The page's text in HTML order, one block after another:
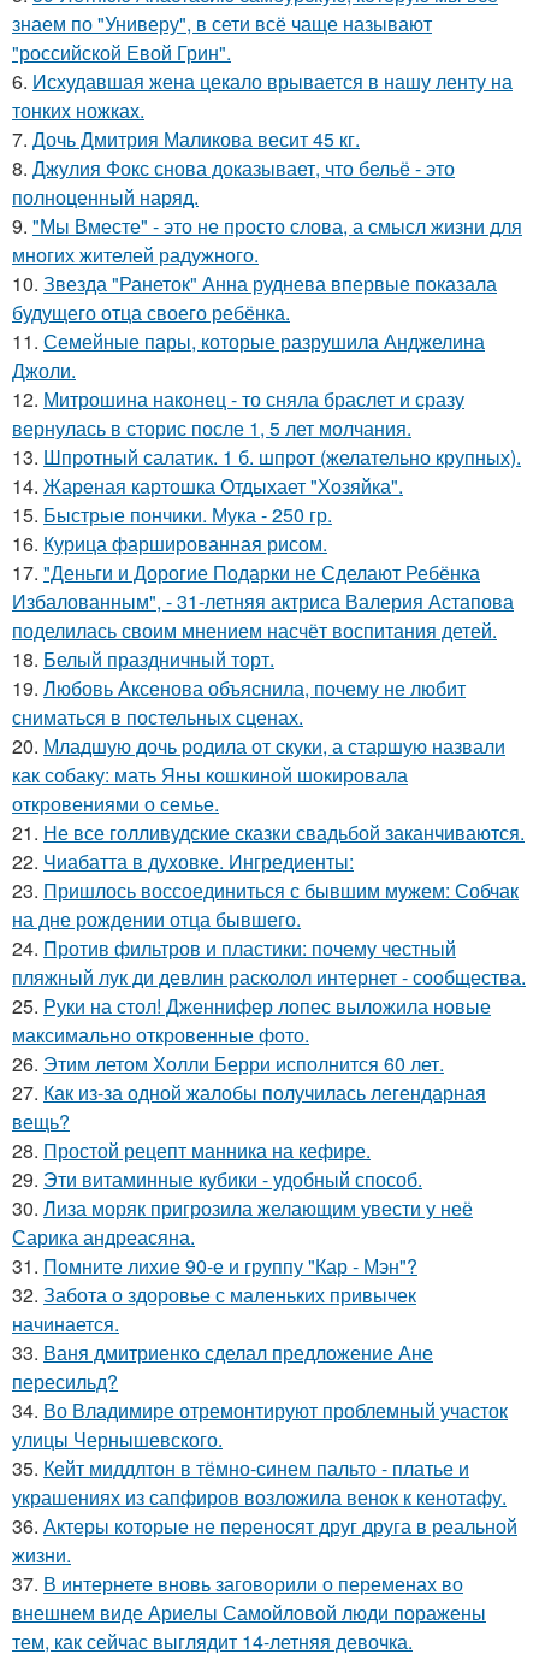
знаем по "Универу", в сети всё чаще называют
"российской Евой Грин".
6. Исхудавшая жена цекало врывается в нашу ленту на
тонких ножках.
7. Дочь Дмитрия Маликова весит 45 кг.
8. Джулия Фокс снова доказывает, что бельё - это
полноценный наряд.
9. "Мы Вместе" - это не просто слова, а смысл жизни для
многих жителей радужного.
10. Звезда "Ранеток" Анна руднева впервые показала
будущего отца своего ребёнка.
11. Семейные пары, которые разрушила Анджелина
Джоли.
12. Митрошина наконец - то сняла браслет и сразу
вернулась в сторис после 1, 5 лет молчания.
13. Шпротный салатик. 1 б. шпрот (желательно крупных).
14. Жареная картошка Отдыхает "Хозяйка".
15. Быстрые пончики. Мука - 250 гр.
16. Курица фаршированная рисом.
17. "Деньги и Дорогие Подарки не Сделают Ребёнка
Избалованным", - 31-летняя актриса Валерия Астапова
поделилась своим мнением насчёт воспитания детей.
18. Белый праздничный торт.
19. Любовь Аксенова объяснила, почему не любит
сниматься в постельных сценах.
20. Младшую дочь родила от скуки, а старшую назвали
как собаку: мать Яны кошкиной шокировала
откровениями о семье.
21. Не все голливудские сказки свадьбой заканчиваются.
22. Чиабатта в духовке. Ингредиенты:
23. Пришлось воссоединиться с бывшим мужем: Собчак
на дне рождении отца бывшего.
24. Против фильтров и пластики: почему честный
пляжный лук ди девлин расколол интернет - сообщества.
25. Руки на стол! Дженнифер лопес выложила новые
максимально откровенные фото.
26. Этим летом Холли Берри исполнится 60 лет.
27. Как из-за одной жалобы получилась легендарная
вещь?
28. Простой рецепт манника на кефире.
29. Эти витаминные кубики - удобный способ.
30. Лиза моряк пригрозила желающим увести у неё
Сарика андреасяна.
31. Помните лихие 90-е и группу "Кар - Мэн"?
32. Забота о здоровье с маленьких привычек
начинается.
33. Ваня дмитриенко сделал предложение Ане
пересильд?
34. Во Владимире отремонтируют проблемный участок
улицы Чернышевского.
35. Кейт миддлтон в тёмно-синем пальто - платье и
украшениях из сапфиров возложила венок к кенотафу.
36. Актеры которые не переносят друг друга в реальной
жизни.
37. В интернете вновь заговорили о переменах во
внешнем виде Ариелы Самойловой люди поражены
тем, как сейчас выглядит 14-летняя девочка.